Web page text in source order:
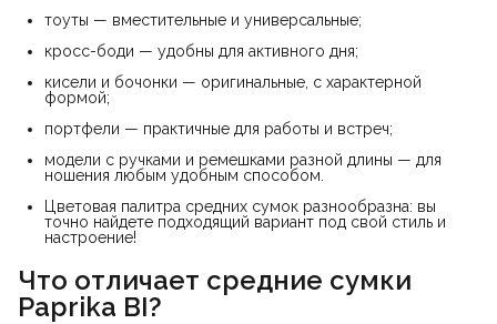
тоуты — вместительные и универсальные;
кросс-боди — удобны для активного дня;
кисели и бочонки — оригинальные, с характерной
формой;
портфели — практичные для работы и встреч;
модели с ручками и ремешками разной длины — для
ношения любым удобным способом.
Цветовая палитра средних сумок разнообразна: вы
точно найдете подходящий вариант под свой стиль и
настроение!
Что отличает средние сумки
Paprika BI?